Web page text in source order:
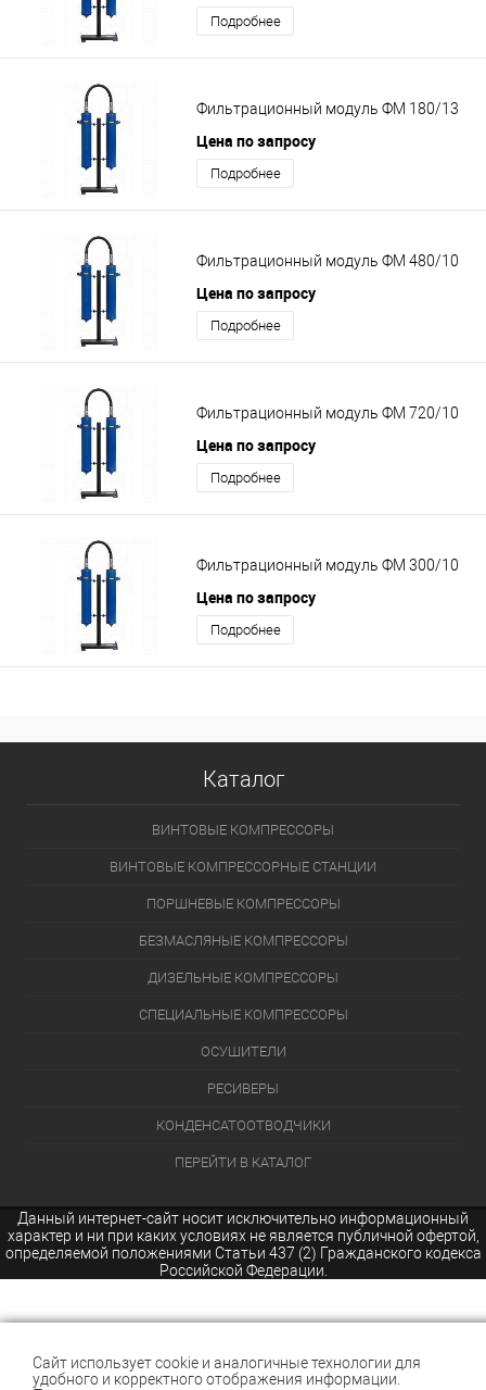
Подробнее
Фильтрационный модуль ФМ 180/13
Цена по запросу
Подробнее
Фильтрационный модуль ФМ 480/10
Цена по запросу
Подробнее
Фильтрационный модуль ФМ 720/10
Цена по запросу
Подробнее
Фильтрационный модуль ФМ 300/10
Цена по запросу
Подробнее
Каталог
ВИНТОВЫЕ КОМПРЕССОРЫ
ВИНТОВЫЕ КОМПРЕССОРНЫЕ СТАНЦИИ
ПОРШНЕВЫЕ КОМПРЕССОРЫ
БЕЗМАСЛЯНЫЕ КОМПРЕССОРЫ
ДИЗЕЛЬНЫЕ КОМПРЕССОРЫ
СПЕЦИАЛЬНЫЕ КОМПРЕССОРЫ
ОСУШИТЕЛИ
РЕСИВЕРЫ
КОНДЕНСАТООТВОДЧИКИ
ПЕРЕЙТИ В КАТАЛОГ
Данный интернет-сайт носит исключительно информационный
характер и ни при каких условиях не является публичной офертой,
определяемой положениями Статьи 437 (2) Гражданского кодекса
Российской Федерации.
Сайт использует cookie и аналогичные технологии для
удобного и корректного отображения информации.